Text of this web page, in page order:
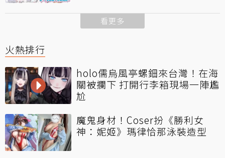
看更多
火熱排行
holo儒烏風亭螺鈿來台灣！在海
關被攔下 打開行李箱現場一陣尷
尬
魔鬼身材！Coser扮《勝利女
神：妮姬》瑪律恰那泳裝造型